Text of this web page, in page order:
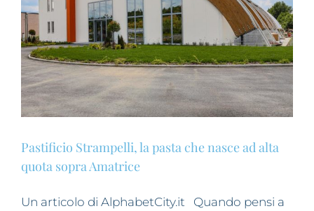
Pastificio Strampelli, la pasta che nasce ad alta
quota sopra Amatrice
Un articolo di AlphabetCity.it Quando pensi a